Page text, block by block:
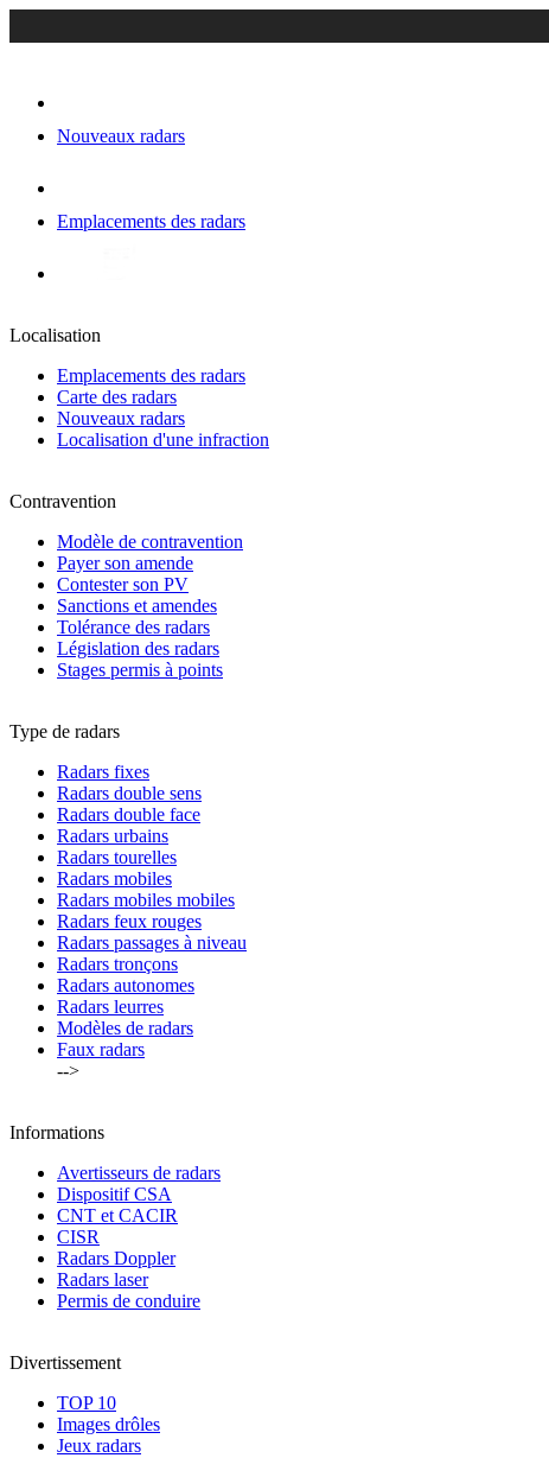
Nouveaux radars
Emplacements des radars
Localisation
Emplacements des radars
Carte des radars
Nouveaux radars
Localisation d'une infraction
Contravention
Modèle de contravention
Payer son amende
Contester son PV
Sanctions et amendes
Tolérance des radars
Législation des radars
Stages permis à points
Type de radars
Radars fixes
Radars double sens
Radars double face
Radars urbains
Radars tourelles
Radars mobiles
Radars mobiles mobiles
Radars feux rouges
Radars passages à niveau
Radars tronçons
Radars autonomes
Radars leurres
Modèles de radars
Faux radars
-->
Informations
Avertisseurs de radars
Dispositif CSA
CNT et CACIR
CISR
Radars Doppler
Radars laser
Permis de conduire
Divertissement
TOP 10
Images drôles
Jeux radars